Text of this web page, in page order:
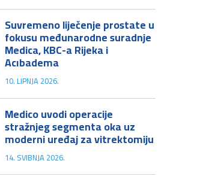
Suvremeno liječenje prostate u
fokusu međunarodne suradnje
Medica, KBC-a Rijeka i
Acıbadema
10. LIPNJA 2026.
Medico uvodi operacije
stražnjeg segmenta oka uz
moderni uređaj za vitrektomiju
14. SVIBNJA 2026.